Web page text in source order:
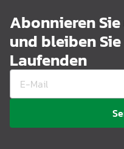
Abonnieren
und bleiben
Laufenden